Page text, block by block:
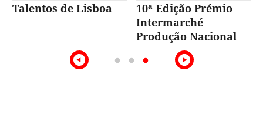
Talentos de Lisboa
10ª Edição Prémio
Intermarché
Produção Nacional